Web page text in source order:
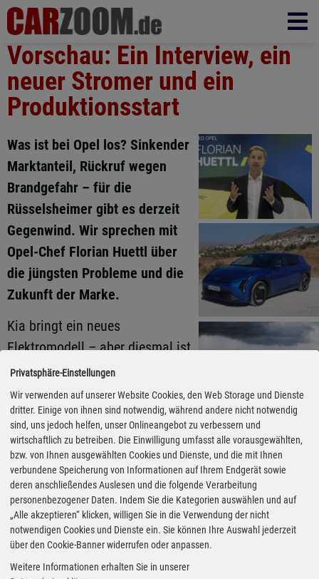
Vorschau: Ein Interview, ein
neuer Stromer und ein
Produktionsstart
Fotos: Stellantis via Autoren-
Union Mobilität
Was ist bei Opel los? Sinkender
Marktanteil, Rückruf wegen
Brandgefahr – für die
Rüsselsheimer gibt es derzeit
Gegenwind. Wir sprechen mit
Opel-Chef Florian Huettl über
die jüngsten Probleme und die
Zukunft der Marke.
Kia bringt ein neues
Elektromodell – aber diesmal ist
es ein kein SUV. Der EV4 ist als
vollelektrische Alternative zum
Verbrenner-Bestseller Ceed im
Segment der Kompaktwagen
angesiedelt – auch wenn er auf
den ersten Blick gar nicht
danach aussieht. Frank Wald hat schon einmal ein
paar Runden gedreht.
Stellantis feiert den Produktionsstart des neuen Jeep
Privatsphäre-Einstellungen
Wir verwenden auf unserer Website Cookies, den Web Storage und Dienste
dritter. Einige von ihnen sind notwendig, während andere nicht notwendig
sind, uns jedoch helfen, unser Onlineangebot zu verbessern und
wirtschaftlich zu betreiben. Die Einwilligung umfasst alle vorausgewählten,
bzw. von Ihnen ausgewählten Cookies und Dienste, und die mit Ihnen
verbundene Speicherung von Informationen auf Ihrem Endgerät sowie
deren anschließendes Auslesen und die folgende Verarbeitung
personenbezogener Daten. Indem Sie die Kategorien auswählen und auf
„Alle akzeptieren“ klicken, willigen Sie in die Verwendung der nicht
notwendigen Cookies und Dienste ein. Sie können Ihre Auswahl jederzeit
über den Cookie-Banner widerrufen oder anpassen.
Weitere Informationen erhalten Sie in unserer